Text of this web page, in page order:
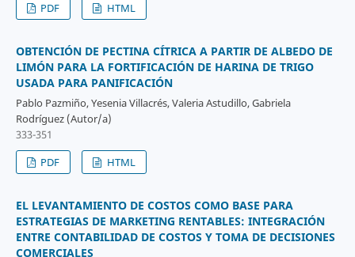
PDF
HTML
OBTENCIÓN DE PECTINA CÍTRICA A PARTIR DE ALBEDO DE
LIMÓN PARA LA FORTIFICACIÓN DE HARINA DE TRIGO
USADA PARA PANIFICACIÓN
Pablo Pazmiño, Yesenia Villacrés, Valeria Astudillo, Gabriela
Rodríguez (Autor/a)
333-351
PDF
HTML
EL LEVANTAMIENTO DE COSTOS COMO BASE PARA
ESTRATEGIAS DE MARKETING RENTABLES: INTEGRACIÓN
ENTRE CONTABILIDAD DE COSTOS Y TOMA DE DECISIONES
COMERCIALES